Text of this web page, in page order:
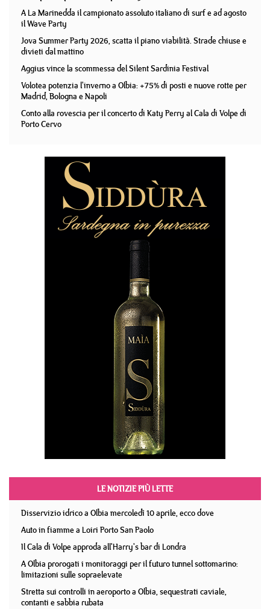
A La Marinedda il campionato assoluto italiano di surf e ad agosto
il Wave Party
Jova Summer Party 2026, scatta il piano viabilità. Strade chiuse e
divieti dal mattino
Aggius vince la scommessa del Silent Sardinia Festival
Volotea potenzia l'inverno a Olbia: +75% di posti e nuove rotte per
Madrid, Bologna e Napoli
Conto alla rovescia per il concerto di Katy Perry al Cala di Volpe di
Porto Cervo
LE NOTIZIE PIÙ LETTE
Disservizio idrico a Olbia mercoledì 10 aprile, ecco dove
Auto in fiamme a Loiri Porto San Paolo
Il Cala di Volpe approda all'Harry's bar di Londra
A Olbia prorogati i monitoraggi per il futuro tunnel sottomarino:
limitazioni sulle sopraelevate
Stretta sui controlli in aeroporto a Olbia, sequestrati caviale,
contanti e sabbia rubata